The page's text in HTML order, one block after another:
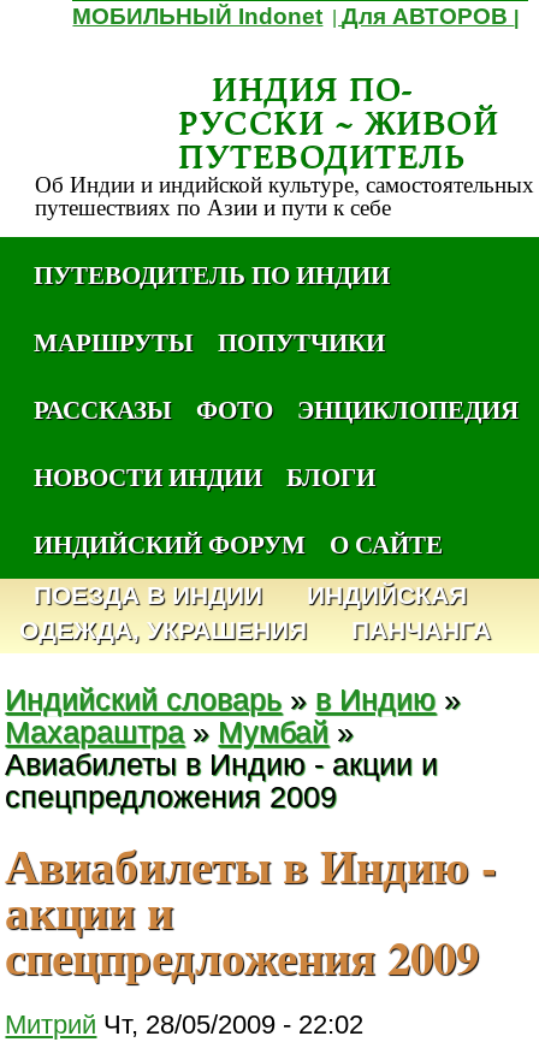
МОБИЛЬНЫЙ Indonet |Для АВТОРОВ
ИНДИЯ ПО-
РУССКИ ~ ЖИВОЙ
ПУТЕВОДИТЕЛЬ
Об Индии и индийской культуре, самостоятельных
путешествиях по Азии и пути к себе
ПУТЕВОДИТЕЛЬ ПО ИНДИИ
МАРШРУТЫ
ПОПУТЧИКИ
РАССКАЗЫ
ФОТО
ЭНЦИКЛОПЕДИЯ
НОВОСТИ ИНДИИ
БЛОГИ
ИНДИЙСКИЙ ФОРУМ
О САЙТЕ
ПОЕЗДА В ИНДИИ
ИНДИЙСКАЯ
ОДЕЖДА, УКРАШЕНИЯ
ПАНЧАНГА
Индийский словарь » в Индию »
Махараштра » Мумбай »
Авиабилеты в Индию - акции и
спецпредложения 2009
Авиабилеты в Индию -
акции и
спецпредложения 2009
Митрий Чт, 28/05/2009 - 22:02